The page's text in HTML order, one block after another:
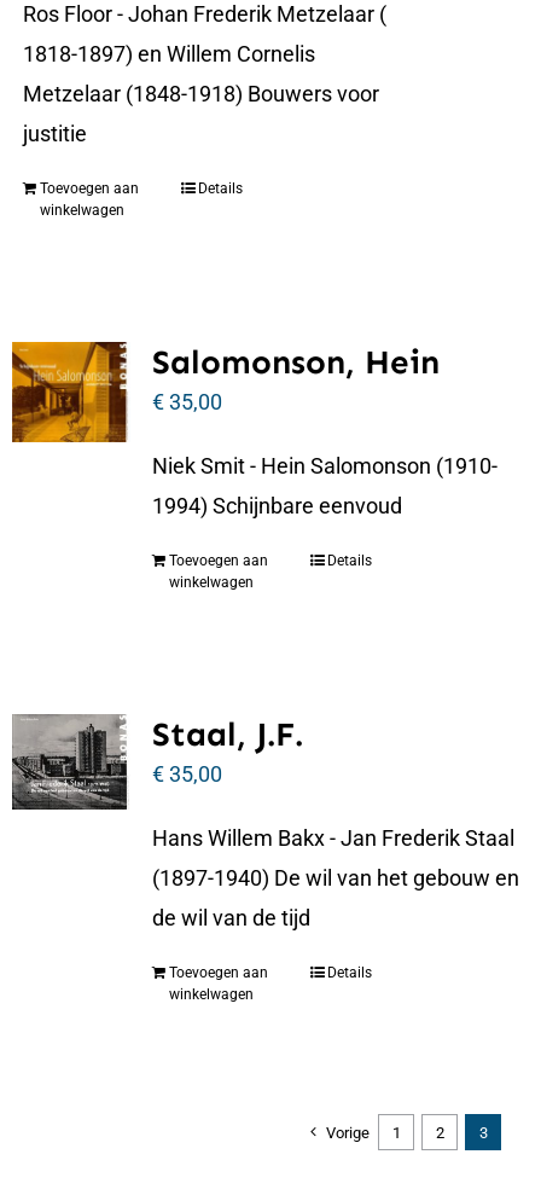
Ros Floor - Johan Frederik Metzelaar (
1818-1897) en Willem Cornelis
Metzelaar (1848-1918) Bouwers voor
justitie
Toevoegen aan
winkelwagen
Details
Salomonson, Hein
€35,00
Niek Smit - Hein Salomonson (1910-
1994) Schijnbare eenvoud
Toevoegen aan
winkelwagen
Details
Staal, J.F.
€35,00
Hans Willem Bakx - Jan Frederik Staal
(1897-1940) De wil van het gebouw en
de wil van de tijd
Toevoegen aan
winkelwagen
Details
Vorige 1 2 3